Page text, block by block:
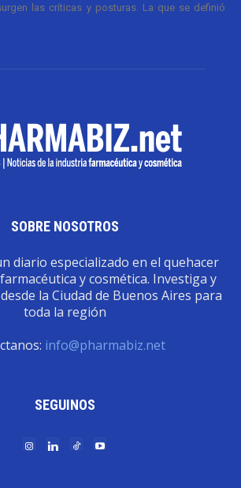
las críticas y posturas. La que se definió
SOBRE NOSOTROS
diario especializado en el quehacer
y cosmética. Investiga y
la Ciudad de Buenos Aires para
toda la región
info@pharmabiz.net
SEGUINOS